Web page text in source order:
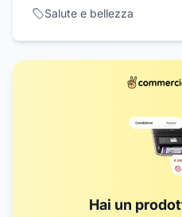
Salute e bellezza
Hai un